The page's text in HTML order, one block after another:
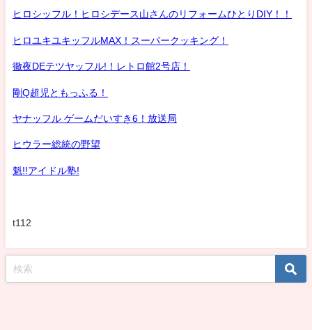
ヒロシッフル！ヒロシデース山さんのリフォームひとりDIY！！
ヒロユキユキッフルMAX！スーパークッキング！
徹夜DEテツヤッフル!！レトロ館2号店！
剛Q超児ともっふる！
ヤナッフル ゲームだいすき6！放送局
ヒウラー総統の野望
魁!!アイドル塾!
t112